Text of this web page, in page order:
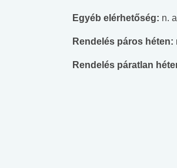
Egyéb elérhetőség: n.
Rendelés páros héten:
Rendelés páratlan